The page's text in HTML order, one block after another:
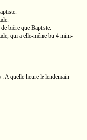
bière que Baptiste.
qui a elle-même bu 4 mini-
: A quelle heure le lendemain